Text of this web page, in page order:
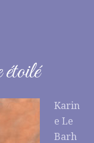
Karin
e Le
Barh